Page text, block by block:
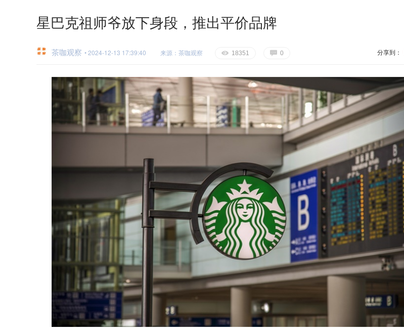
星巴克祖师爷放下身段，推出平价品牌
分享到：
茶咖观察 • 2024-12-13 17:39:40 来源：茶咖观察 E 18351 G 0